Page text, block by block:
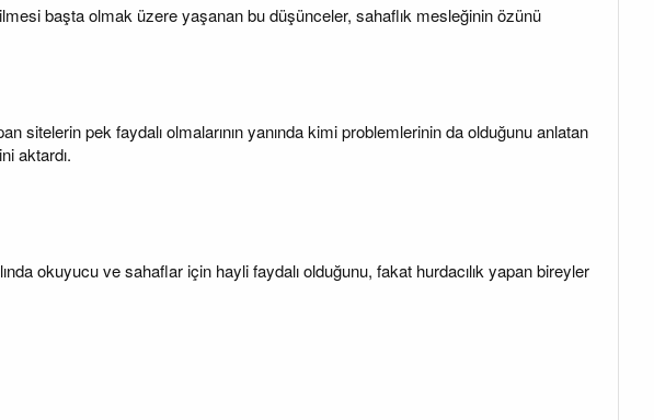
başta olmak üzere yaşanan bu düşünceler, sahaflık mesleğinin özünü
sitelerin pek faydalı olmalarının yanında kimi problemlerinin da olduğunu anlatan
aktardı.
okuyucu ve sahaflar için hayli faydalı olduğunu, fakat hurdacılık yapan bireyler